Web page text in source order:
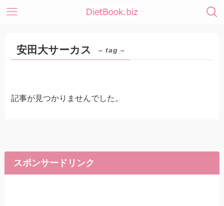
安田大サーカス – tag –
記事が見つかりませんでした。
スポンサードリンク